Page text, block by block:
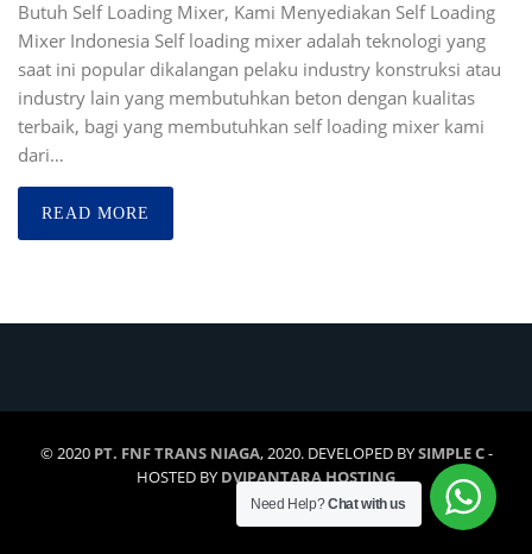
Butuh Self Loading Mixer, Kami Menyediakan Self Loading
Mixer Indonesia Self loading mixer adalah teknologi yang
saat ini popular dikalangan pelaku industry konstruksi atau
industry lain yang membutuhkan beton dengan kualitas
terbaik, bagi yang membutuhkan self loading mixer kami
dari…
READ MORE
© 2020 PT. FNF TRANS NIAGA, 2020. DEVELOPED BYSIMPLE C-
HOSTED BY DVIPANTARA HOSTING
Need Help?Chat with us